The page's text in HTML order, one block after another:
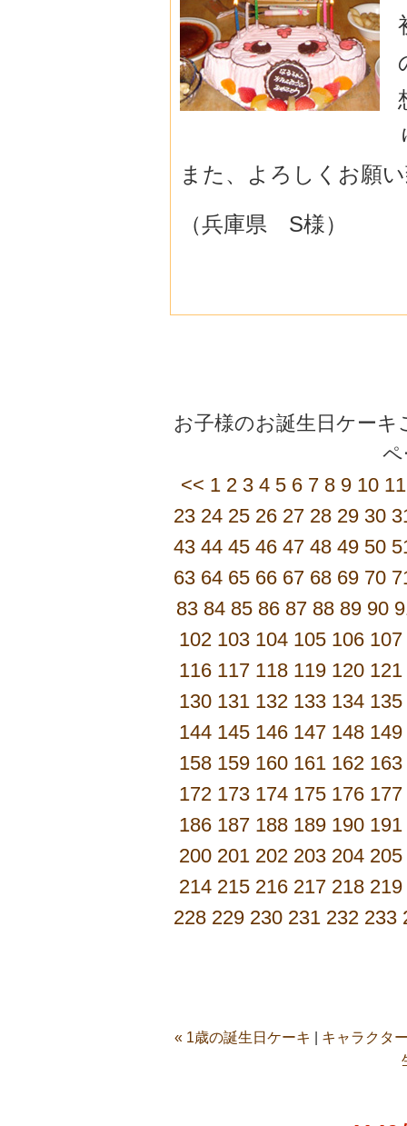
また、よろしくお願
（兵庫県 S様）
お子様のお誕生日ケーキ
<< 1 2 3 4 5 6 7 8 9 10 11
23 24 25 26 27 28 29 30
43 44 45 46 47 48 49 50
63 64 65 66 67 68 69 70
83 84 85 86 87 88 89 90
102 103 104 105 106 107
116 117 118 119 120 121
130 131 132 133 134 135
144 145 146 147 148 149
158 159 160 161 162 163
172 173 174 175 176 177
186 187 188 189 190 191
200 201 202 203 204 205
214 215 216 217 218 219
228 229 230 231 232 233
« 1歳の誕生日ケーキ
キャラクタ